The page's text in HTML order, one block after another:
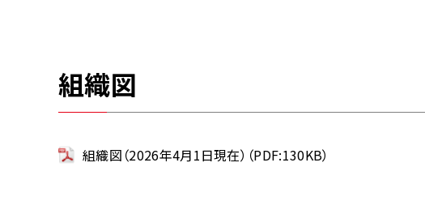
組織図
組織図（2026年4月1日現在）（PDF:130KB）